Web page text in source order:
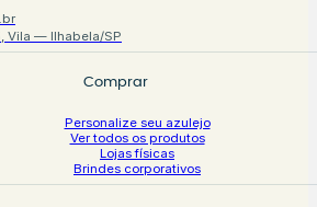
Vila — Ilhabela/SP
Comprar
Personalize seu azulejo
Ver todos os produtos
Lojas físicas
Brindes corporativos